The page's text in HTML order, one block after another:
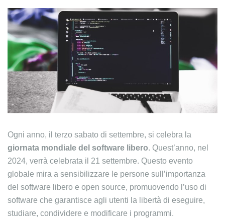
Ogni anno, il terzo sabato di settembre, si celebra la
giornata mondiale del software libero. Quest’anno, nel
2024, verrà celebrata il 21 settembre. Questo evento
globale mira a sensibilizzare le persone sull’importanza
del software libero e open source, promuovendo l’uso di
software che garantisce agli utenti la libertà di eseguire,
studiare, condividere e modificare i programmi.